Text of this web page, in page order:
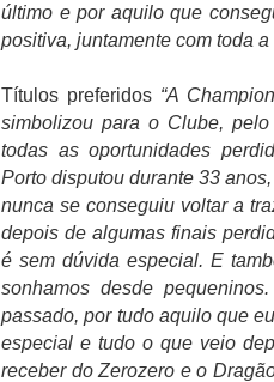
último e por aquilo que
positiva, juntamente com toda
Títulos preferidos “A
simbolizou para o Clube,
todas as oportunidades
Porto disputou durante 33
nunca se conseguiu voltar a
depois de algumas finais
é sem dúvida especial. E
sonhamos desde
passado, por tudo aquilo que
especial e tudo o que veio
receber do Zerozero e o
"Acho que
primeiro dia.
uma contagem
possível.
de estar.
AUG
1
Pedro
árbitros
Pedro Proença
garantir que
sector "é
"A época
temporada que
intérpretes
Portugal no